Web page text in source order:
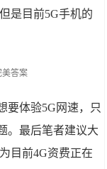
是目前5G手机的
要体验5G网速，只
。最后笔者建议大
目前4G资费正在